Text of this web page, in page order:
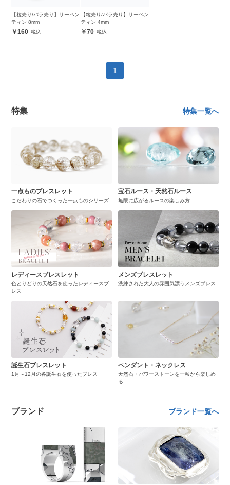
【粒売り/バラ売り】サーペン
ティン 8mm
160
【粒売り/バラ売り】サーペン
ティン 4mm
70
1
特集 特集一覧へ
一点ものブレスレット
こだわりの石でつくった一点ものシリーズ
宝石ルース・天然石ルース
無限に広がるルースの楽しみ方
レディースブレスレット
色とりどりの天然石を使ったレディースブ
レス
メンズブレスレット
洗練された大人の雰囲気漂うメンズブレス
誕生石ブレスレット
1月～12月の各誕生石を使ったブレス
ペンダント・ネックレス
天然石・パワーストーンを一粒から楽しめ
る
ブランド ブランド一覧へ